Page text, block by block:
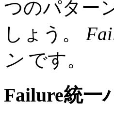
つのパター
しょう。
ン です。
Failure統一